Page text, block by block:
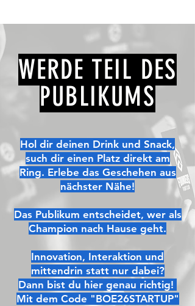
WERDE TEIL DES
PUBLIKUMS
Hol dir deinen Drink und Snack,
such dir einen Platz direkt am
Ring. Erlebe das Geschehen aus
nächster Nähe!
Das Publikum entscheidet, wer als
Champion nach Hause geht.
Innovation, Interaktion und
mittendrin statt nur dabei?
Dann bist du hier genau richtig!
Mit dem Code "BOE26STARTUP"